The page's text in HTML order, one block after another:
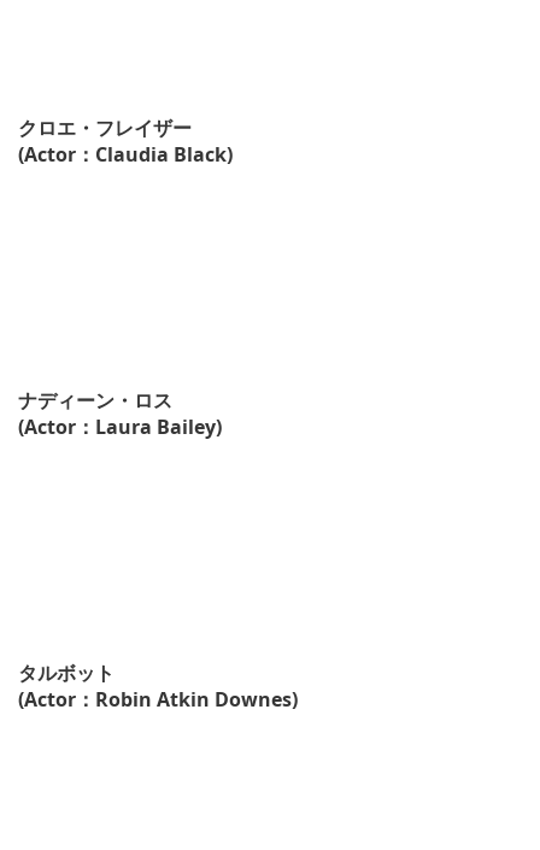
クロエ・フレイザー
(Actor：Claudia Black)
ナディーン・ロス
(Actor：Laura Bailey)
タルボット
(Actor：Robin Atkin Downes)